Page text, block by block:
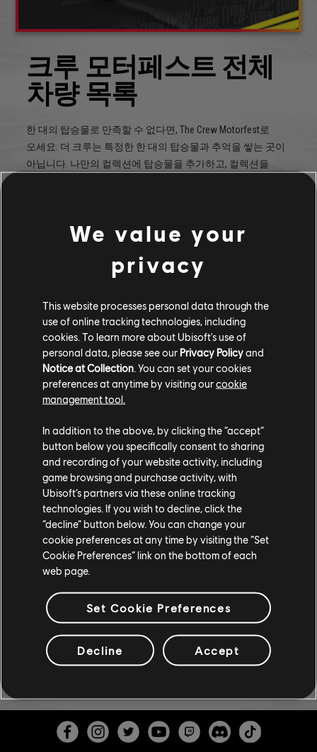
크루 모터페스트 전체
차량 목록
한 대의 탑승물로 만족할 수 없다면, The Crew Motorfest로
오세요. 더 크루는 특정한 한 대의 탑승물과 추억을 쌓는 곳이
아닙니다. 나만의 컬렉션에 탑승물을 추가하고, 컬렉션을
THE CREW
MOTORFEST를 만나
보세요
The Crew Motorfest를 구매하고 끝없는 자동차 문화 축제
속으로 빠져 보세요!
PlayStation®5, PlayStation®4, Xbox Series X|S, Xbox One, PC
또는 유비소프트+ 구독을 통해 이용할 수 있습니다.
구매하기
We value your
privacy
This website processes personal data through the
use of online tracking technologies, including
cookies. To learn more about Ubisoft's use of
personal data, please see our Privacy Policyand
Notice at Collection . You can set your cookies
preferences at anytime by visiting ourcookie
management tool.
In addition to the above, by clicking the “accept”
button below you specifically consent to sharing
and recording of your website activity, including
game browsing and purchase activity, with
Ubisoft’s partners via these online tracking
technologies. If you wish to decline, click the
“decline” button below. You can change your
cookie preferences at any time by visiting the “Set
Cookie Preferences” link on the bottom of each
web page.
Set Cookie Preferences
Decline Accept